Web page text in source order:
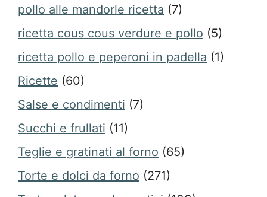
pollo alle mandorle ricetta (7)
ricetta cous cous verdure e pollo (5)
ricetta pollo e peperoni in padella (1)
Ricette (60)
Salse e condimenti (7)
Succhi e frullati (11)
Teglie e gratinati al forno (65)
Torte e dolci da forno (271)